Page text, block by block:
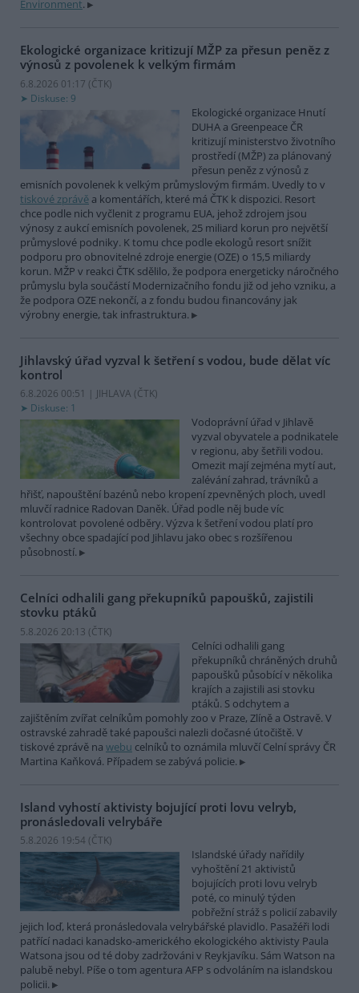
Environment.
Ekologické organizace kritizují MŽP za přesun peněz z
výnosů z povolenek k velkým firmám
6.8.2026 01:17 (ČTK)
Diskuse: 9
Ekologické organizace Hnutí
DUHA a Greenpeace ČR
kritizují ministerstvo životního
prostředí (MŽP) za plánovaný
přesun peněz z výnosů z
emisních povolenek k velkým průmyslovým firmám. Uvedly to v
tiskové zprávě a komentářích, které má ČTK k dispozici. Resort
chce podle nich vyčlenit z programu EUA, jehož zdrojem jsou
výnosy z aukcí emisních povolenek, 25 miliard korun pro největší
průmyslové podniky. K tomu chce podle ekologů resort snížit
podporu pro obnovitelné zdroje energie (OZE) o 15,5 miliardy
korun. MŽP v reakci ČTK sdělilo, že podpora energeticky náročného
průmyslu byla součástí Modernizačního fondu již od jeho vzniku, a
že podpora OZE nekončí, a z fondu budou financovány jak
výrobny energie, tak infrastruktura.
Jihlavský úřad vyzval k šetření s vodou, bude dělat víc
kontrol
6.8.2026 00:51 | JIHLAVA (ČTK)
Diskuse: 1
Vodoprávní úřad v Jihlavě
vyzval obyvatele a podnikatele
v regionu, aby šetřili vodou.
Omezit mají zejména mytí aut,
zalévání zahrad, trávníků a
hřišť, napouštění bazénů nebo kropení zpevněných ploch, uvedl
mluvčí radnice Radovan Daněk. Úřad podle něj bude víc
kontrolovat povolené odběry. Výzva k šetření vodou platí pro
všechny obce spadající pod Jihlavu jako obec s rozšířenou
působností.
Celníci odhalili gang překupníků papoušků, zajistili
stovku ptáků
5.8.2026 20:13 (ČTK)
Celníci odhalili gang
překupníků chráněných druhů
papoušků působící v několika
krajích a zajistili asi stovku
ptáků. S odchytem a
zajištěním zvířat celníkům pomohly zoo v Praze, Zlíně a Ostravě. V
ostravské zahradě také papoušci nalezli dočasné útočiště. V
tiskové zprávě na webu celníků to oznámila mluvčí Celní správy ČR
Martina Kaňková. Případem se zabývá policie.
Island vyhostí aktivisty bojující proti lovu velryb,
pronásledovali velrybáře
5.8.2026 19:54 (ČTK)
Islandské úřady nařídily
vyhoštění 21 aktivistů
bojujících proti lovu velryb
poté, co minulý týden
pobřežní stráž s policií zabavily
jejich loď, která pronásledovala velrybářské plavidlo. Pasažéři lodi
patřící nadaci kanadsko-amerického ekologického aktivisty Paula
Watsona jsou od té doby zadržováni v Reykjavíku. Sám Watson na
palubě nebyl. Píše o tom agentura AFP s odvoláním na islandskou
policii.